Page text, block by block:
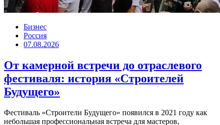
Бизнес
Россия
07.08.2026
От камерной встречи до отраслевого
фестиваля: история «Строителей
Будущего»
Фестиваль «Строители Будущего» появился в 2021 году как
небольшая профессиональная встреча для мастеров,